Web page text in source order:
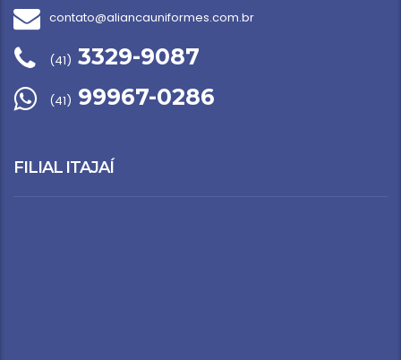
contato@aliancauniformes.com.br
(41) 3329-9087
(41) 99967-0286
FILIAL ITAJAÍ